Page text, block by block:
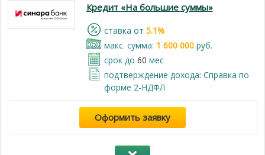
Кредит «На большие суммы»
cтавка от 5.1%
макс. сумма: 1 600 000руб.
срок до 60 мес
подтверждение дохода: Справка по
форме 2-НДФЛ
Оформить заявку